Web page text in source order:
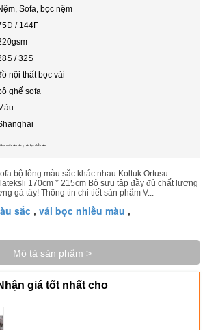
Sofa, bọc nệm
/ 144F
/ 32S
nội thất bọc vải
ghế sofa
bọc nhiều màu sắc , vải bọc nhiều màu
bộ lông màu sắc khác nhau Koltuk Ortusu
170cm * 215cm Bộ sưu tập đầy đủ chất lượng
gà tây! Thông tin chi tiết sản phẩm V...
sắc , vải bọc nhiều màu ,
Mô tả sản phẩm >
giá tốt nhất cho